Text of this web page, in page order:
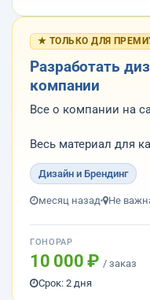
★ ТОЛЬКО ДЛЯ
Разработать
компании
Все о компании на
Весь материал для
Результат работы:
печати в
Требования к
— Реальное портф...
Дизайн и Брендинг
месяц назад Не
ГОНОРАР
10 000 ₽ / заказ
Срок: 2 дня